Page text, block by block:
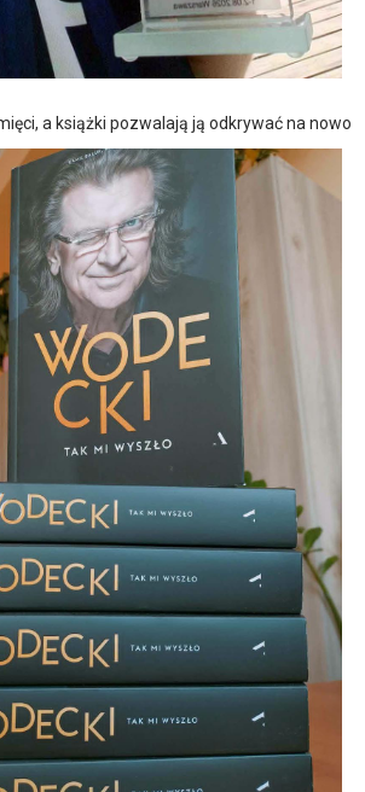
a książki pozwalają ją odkrywać na nowo